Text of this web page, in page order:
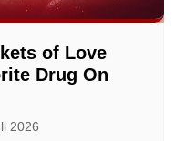
of Love
Drug On
2026